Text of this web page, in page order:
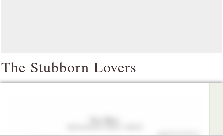
The Stubborn Lovers